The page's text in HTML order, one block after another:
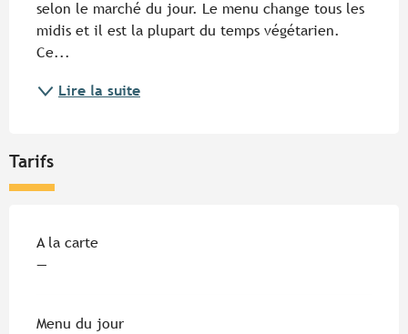
selon le marché du jour. Le menu change tous les
midis et il est la plupart du temps végétarien.
Ce...
Lire la suite
Tarifs
Tarifs 2026
A la carte
—
Menu du jour